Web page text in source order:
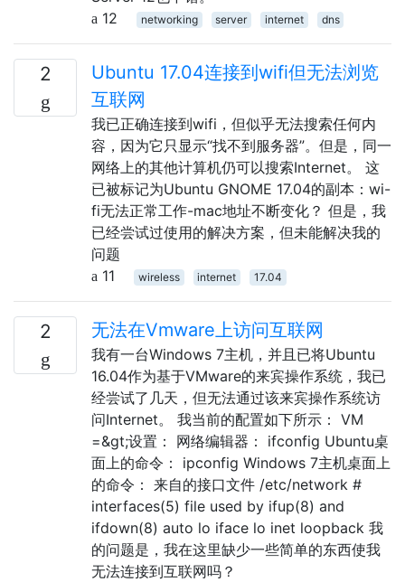
12
networking server internet dns
2
Ubuntu 17.04连接到wifi但无法浏览
互联网
我已正确连接到wifi，但似乎无法搜索任何内
容，因为它只显示“找不到服务器”。但是，同一
网络上的其他计算机仍可以搜索Internet。 这
已被标记为Ubuntu GNOME 17.04的副本：wi-
fi无法正常工作-mac地址不断变化？ 但是，我
已经尝试过使用的解决方案，但未能解决我的
问题
11
wireless internet 17.04
2 无法在Vmware上访问互联网
我有一台Windows 7主机，并且已将Ubuntu
16.04作为基于VMware的来宾操作系统，我已
经尝试了几天，但无法通过该来宾操作系统访
问Internet。 我当前的配置如下所示： VM
=&gt;设置： 网络编辑器： ifconfig Ubuntu桌
面上的命令： ipconfig Windows 7主机桌面上
的命令： 来自的接口文件 /etc/network #
interfaces(5) file used by ifup(8) and
ifdown(8) auto lo iface lo inet loopback 我
的问题是，我在这里缺少一些简单的东西使我
无法连接到互联网吗？